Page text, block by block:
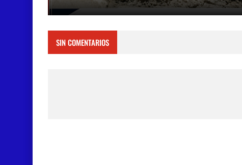
SIN COMENTARIOS